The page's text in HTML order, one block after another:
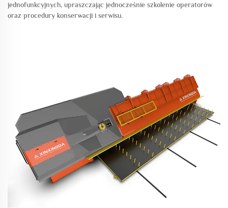
jednofunkcyjnych, upraszczając jednocześnie szkolenie operatorów
oraz procedury konserwacji i serwisu.